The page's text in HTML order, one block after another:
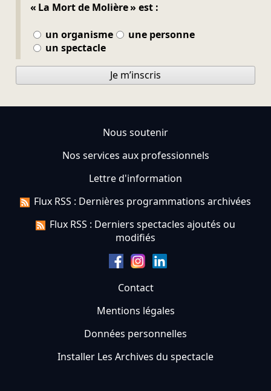
« La Mort de Molière » est :
un organisme
une personne
un spectacle
Je m’inscris
Nous soutenir
Nos services aux professionnels
Lettre d'information
Flux RSS : Dernières programmations archivées
Flux RSS : Derniers spectacles ajoutés ou
modifiés
Contact
Mentions légales
Données personnelles
Installer Les Archives du spectacle